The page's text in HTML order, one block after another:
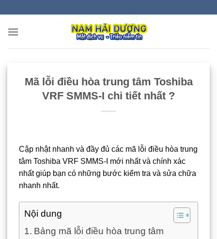
nội
Mã lỗi điều hòa trung tâm Toshiba
VRF SMMS-I chi tiết nhất ?
Cập nhật nhanh và đầy đủ các mã lỗi điều hòa trung
tâm Toshiba VRF SMMS-I mới nhất và chính xác
nhất giúp bạn có những bước kiểm tra và sửa chữa
nhanh nhất.
Nội dung
Bảng mã lỗi điều hòa trung tâm